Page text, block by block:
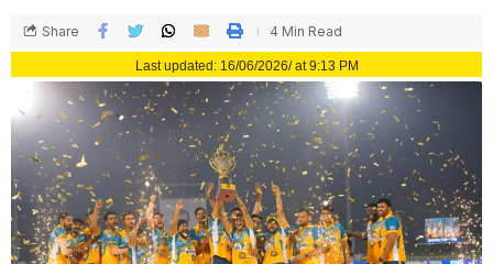
Last updated: 16/06/2026/ at 9:13 PM
Share 4 Min Read